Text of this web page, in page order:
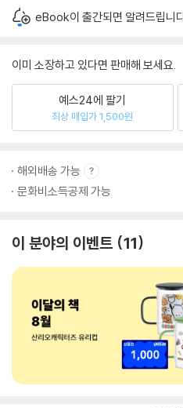
eBook이 출간되면 알려드립니
이미 소장하고 있다면 판매해 보세요.
예스24에 팔기
최상 매입가 1,500원
해외배송 가능
문화비소득공제 가능
이 분야의 이벤트 11